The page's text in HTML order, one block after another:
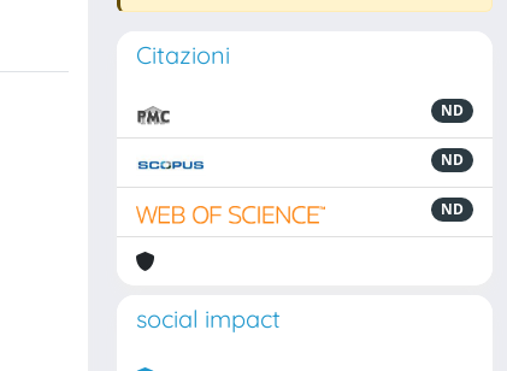
Citazioni
ND
ND
ND
social impact